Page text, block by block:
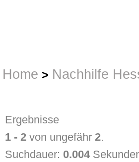
Home > Nachhilfe
Ergebnisse
1 - 2 von ungefähr2.
Suchdauer: 0.004